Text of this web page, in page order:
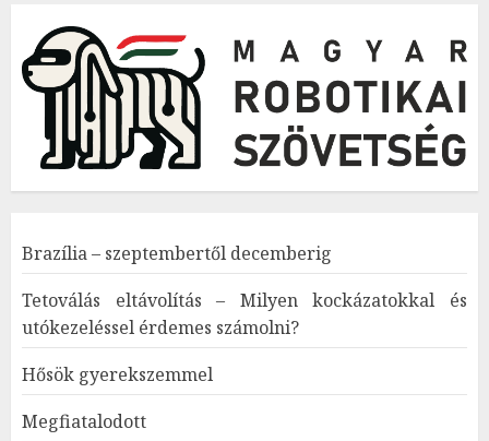
Brazília – szeptembertől decemberig
Tetoválás eltávolítás – Milyen kockázatokkal és
utókezeléssel érdemes számolni?
Hősök gyerekszemmel
Megfiatalodott